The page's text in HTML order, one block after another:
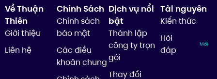
Về Thuận
Thiên
Giới thiệu
Liên hệ
Chính Sách
Chính sách
bảo mật
Các điều
khoản chung
Dịch vụ nổi
bật
Thành lập
công ty trọn
gói
Thay đổi
Tài nguyên
Kiến thức
Hỏi
đáp
Mới